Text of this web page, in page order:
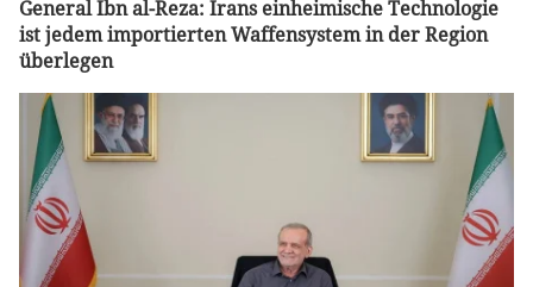
General Ibn al-Reza: Irans einheimische Technologie
ist jedem importierten Waffensystem in der Region
überlegen